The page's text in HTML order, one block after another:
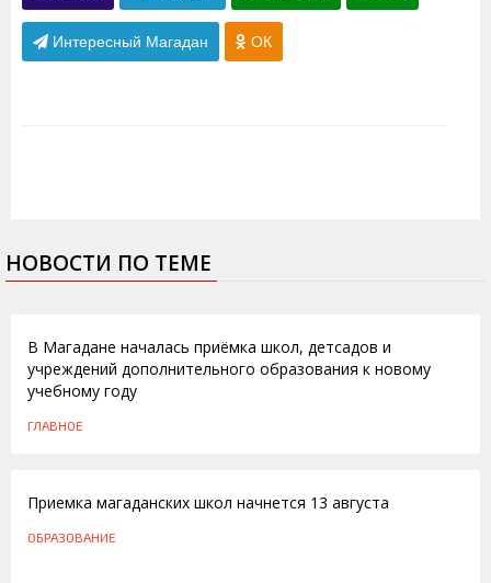
Интересный Магадан ОК
НОВОСТИ ПО ТЕМЕ
В Магадане началась приёмка школ, детсадов и
учреждений дополнительного образования к новому
учебному году
ГЛАВНОЕ
Приемка магаданских школ начнется 13 августа
ОБРАЗОВАНИЕ